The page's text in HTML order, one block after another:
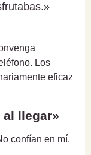
Los
eficaz
al llegar»
confían en mí.